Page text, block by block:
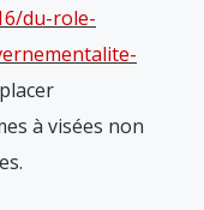
du-role-
à visées non